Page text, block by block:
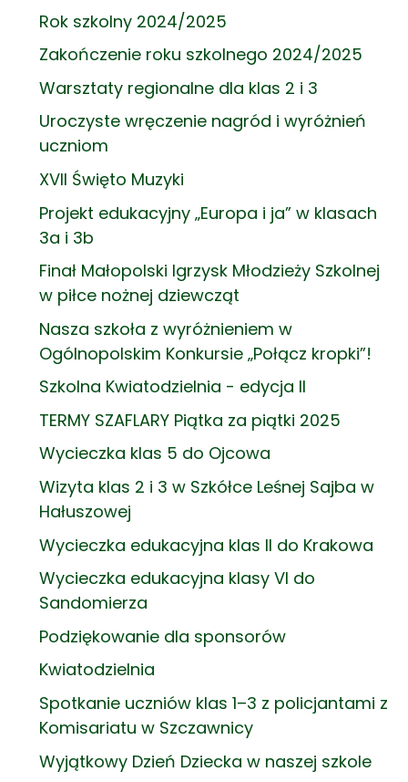
Rok szkolny 2024/2025
Zakończenie roku szkolnego 2024/2025
Warsztaty regionalne dla klas 2 i 3
Uroczyste wręczenie nagród i wyróżnień
uczniom
XVII Święto Muzyki
Projekt edukacyjny „Europa i ja” w klasach
3a i 3b
Finał Małopolski Igrzysk Młodzieży Szkolnej
w piłce nożnej dziewcząt
Nasza szkoła z wyróżnieniem w
Ogólnopolskim Konkursie „Połącz kropki”!
Szkolna Kwiatodzielnia - edycja II
TERMY SZAFLARY Piątka za piątki 2025
Wycieczka klas 5 do Ojcowa
Wizyta klas 2 i 3 w Szkółce Leśnej Sajba w
Hałuszowej
Wycieczka edukacyjna klas II do Krakowa
Wycieczka edukacyjna klasy VI do
Sandomierza
Podziękowanie dla sponsorów
Kwiatodzielnia
Spotkanie uczniów klas 1–3 z policjantami z
Komisariatu w Szczawnicy
Wyjątkowy Dzień Dziecka w naszej szkole